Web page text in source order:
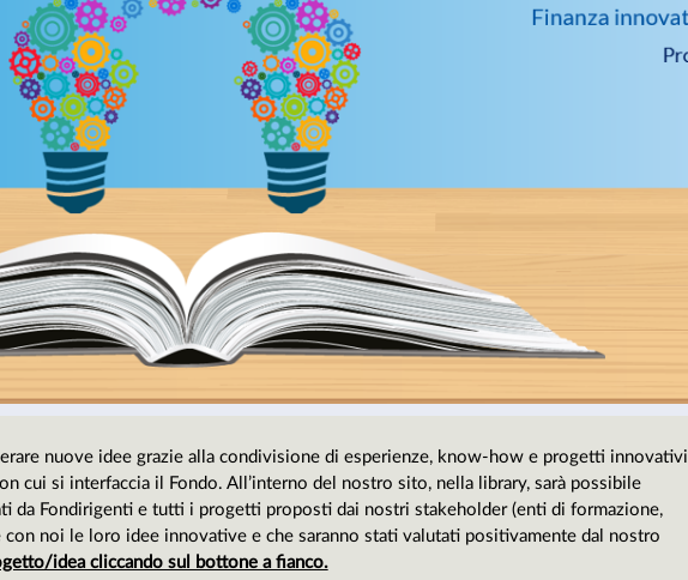
nuove idee grazie alla condivisione di esperienze, know-how e progetti innovativi
cui si interfaccia il Fondo. All’interno del nostro sito, nella library, sarà possibile
da Fondirigenti e tutti i progetti proposti dai nostri stakeholder (enti di formazione,
noi le loro idee innovative e che saranno stati valutati positivamente dal nostro
idea cliccando sul bottone a fianco.